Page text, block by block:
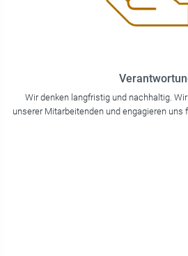
Wir denken langfristig und nachhaltig.
unserer Mitarbeitenden und engagieren uns